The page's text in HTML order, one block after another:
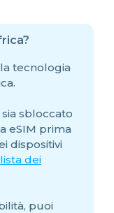
tecnologia
sbloccato
eSIM prima
dispositivi
lista dei
puoi